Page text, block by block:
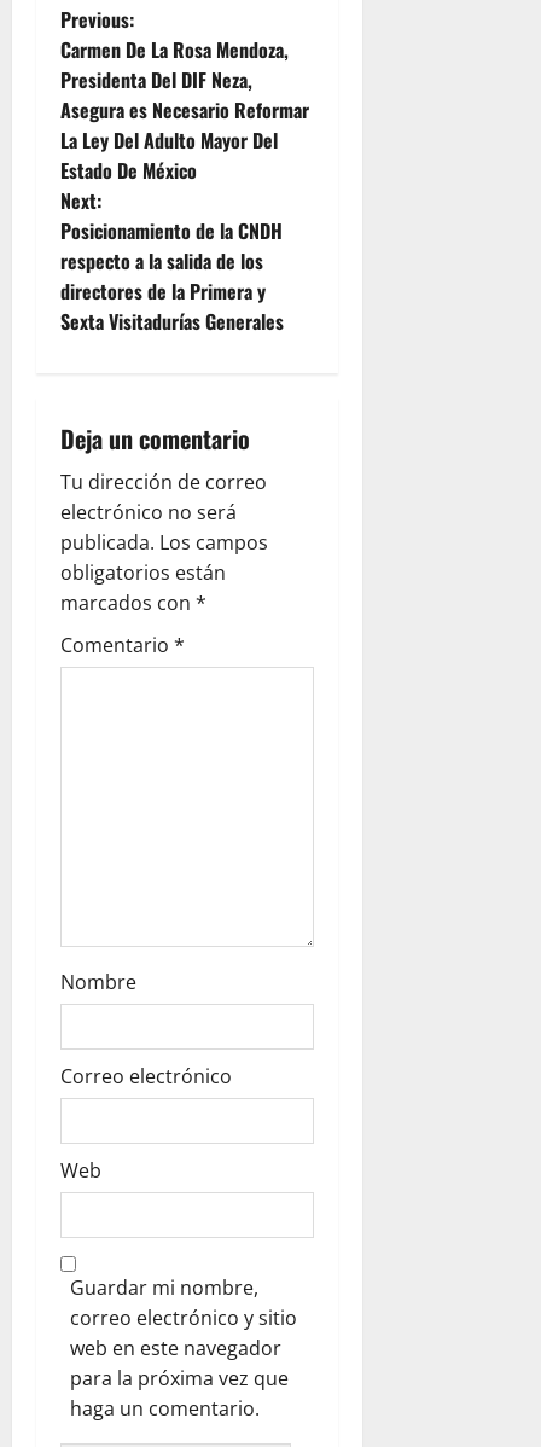
P
o
s
t
n
a
v
g
a
t
i
o
Previous:
Carmen De La Rosa Mendoza,
Presidenta Del DIF Neza,
Asegura es Necesario Reformar
La Ley Del Adulto Mayor Del
Estado De México
Next:
Posicionamiento de la CNDH
respecto a la salida de los
directores de la Primera y
Sexta Visitadurías Generales
Deja un comentario
Tu dirección de correo
electrónico no será
publicada. Los campos
obligatorios están
marcados con *
Comentario *
Nombre
Correo electrónico
Web
Guardar mi nombre,
correo electrónico y sitio
web en este navegador
para la próxima vez que
haga un comentario.